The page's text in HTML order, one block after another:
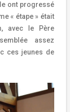
ont progressé
« étape » était
avec le Père
assez
ces jeunes de